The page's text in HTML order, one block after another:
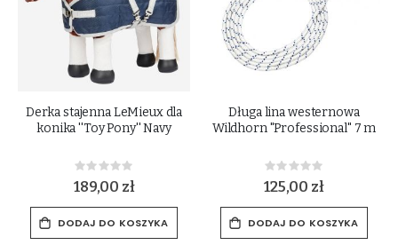
Derka stajenna LeMieux dla
konika ''Toy Pony'' Navy
Rating:
0%
189,00 zł
DODAJ DO KOSZYKA
Długa lina westernowa
Wildhorn "Professional" 7 m
Rating:
0%
125,00 zł
DODAJ DO KOSZYKA